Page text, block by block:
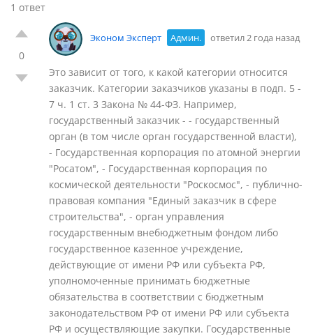
1 ответ
0
Эконом Эксперт Админ. ответил 2 года назад
Это зависит от того, к какой категории относится
заказчик. Категории заказчиков указаны в подп. 5 -
7 ч. 1 ст. 3 Закона № 44-ФЗ. Например,
государственный заказчик - - государственный
орган (в том числе орган государственной власти),
- Государственная корпорация по атомной энергии
"Росатом", - Государственная корпорация по
космической деятельности "Роскосмос", - публично-
правовая компания "Единый заказчик в сфере
строительства", - орган управления
государственным внебюджетным фондом либо
государственное казенное учреждение,
действующие от имени РФ или субъекта РФ,
уполномоченные принимать бюджетные
обязательства в соответствии с бюджетным
законодательством РФ от имени РФ или субъекта
РФ и осуществляющие закупки. Государственные